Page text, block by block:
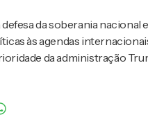
da soberania
às agendas
da administração